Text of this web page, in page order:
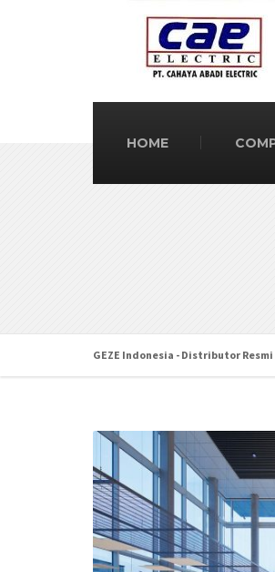
HOME
GEZE Indonesia - Distributor